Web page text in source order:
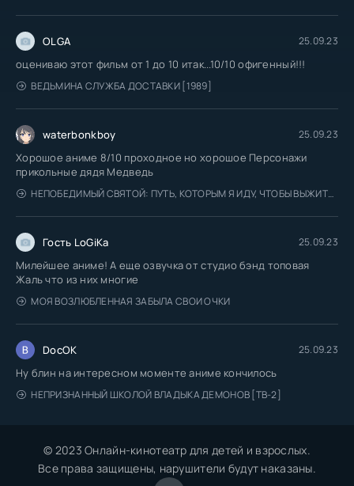
OLGA 25.09.23
оцениваю этот фильм от 1 до 10 итак...10/10 офигенный!!!
ВЕДЬМИНА СЛУЖБА ДОСТАВКИ [1989]
waterbonkboy 25.09.23
Хорошое аниме 8/10 проходное но хорошое Персонажи
прикольные дядя Медведь
НЕПОБЕДИМЫЙ СВЯТОЙ: ПУТЬ, КОТОРЫМ Я ИДУ, ЧТОБЫ ВЫЖИТЬ В ДРУГОМ МИРЕ
Гость LoGiKa 25.09.23
Милейшее аниме! А еще озвучка от студио бэнд топовая
Жаль что из них многие
МОЯ ВОЗЛЮБЛЕННАЯ ЗАБЫЛА СВОИ ОЧКИ
DocOK 25.09.23
Ну блин на интересном моменте аниме кончилось
НЕПРИЗНАННЫЙ ШКОЛОЙ ВЛАДЫКА ДЕМОНОВ [ТВ-2]
© 2023 Онлайн-кинотеатр для детей и взрослых.
Все права защищены, нарушители будут наказаны.